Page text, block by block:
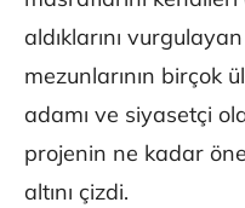
aldıklarını
mezunlarının birçok
adamı ve siyasetçi
projenin ne kadar
altını çizdi.